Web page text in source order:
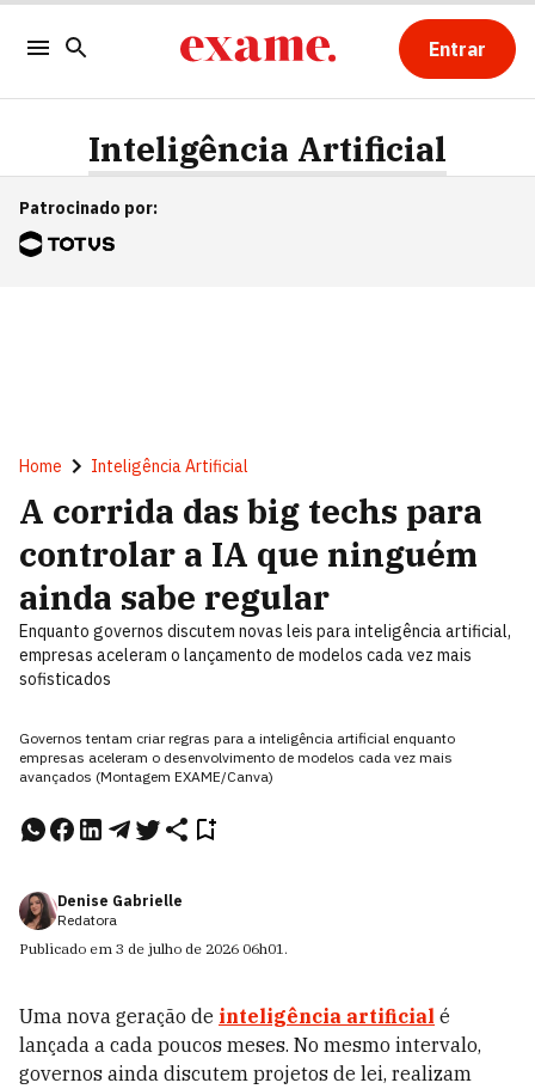
Entrar
Inteligência Artificial
Patrocinado por:
Home Inteligência Artificial
A corrida das big techs para
controlar a IA que ninguém
ainda sabe regular
Enquanto governos discutem novas leis para inteligência artificial,
empresas aceleram o lançamento de modelos cada vez mais
sofisticados
Governos tentam criar regras para a inteligência artificial enquanto
empresas aceleram o desenvolvimento de modelos cada vez mais
avançados (Montagem EXAME/Canva)
Denise Gabrielle
Redatora
Publicado em 3 de julho de 2026 06h01.
Uma nova geração de inteligência artificial é
lançada a cada poucos meses. No mesmo intervalo,
governos ainda discutem projetos de lei, realizam